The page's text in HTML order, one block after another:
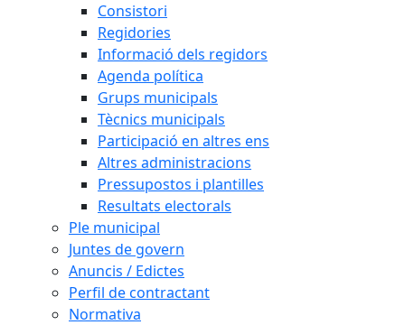
Consistori
Regidories
Informació dels regidors
Agenda política
Grups municipals
Tècnics municipals
Participació en altres ens
Altres administracions
Pressupostos i plantilles
Resultats electorals
Ple municipal
Juntes de govern
Anuncis / Edictes
Perfil de contractant
Normativa